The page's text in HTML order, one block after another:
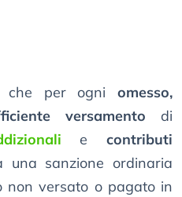
che per ogni omesso,
versamento di
e contributi
una sanzione ordinaria
non versato o pagato in